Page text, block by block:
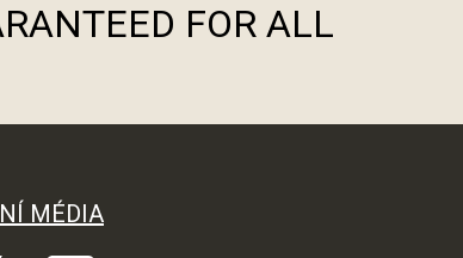
FOR ALL
MÉDIA